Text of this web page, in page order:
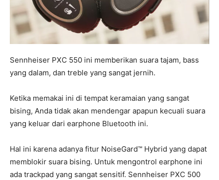
Sennheiser PXC 550 ini memberikan suara tajam, bass
yang dalam, dan treble yang sangat jernih.
Ketika memakai ini di tempat keramaian yang sangat
bising, Anda tidak akan mendengar apapun kecuali suara
yang keluar dari earphone Bluetooth ini.
Hal ini karena adanya fitur NoiseGard™ Hybrid yang dapat
memblokir suara bising. Untuk mengontrol earphone ini
ada trackpad yang sangat sensitif. Sennheiser PXC 500